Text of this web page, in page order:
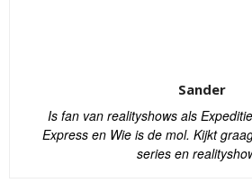
Sander
Is fan van realityshows als
Express en Wie is de mol. Kijkt
series en